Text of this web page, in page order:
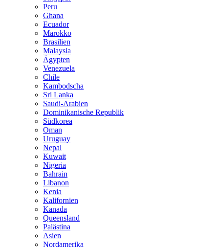
Peru
Ghana
Ecuador
Marokko
Brasilien
Malaysia
Ägypten
Venezuela
Chile
Kambodscha
Sri Lanka
Saudi-Arabien
Dominikanische Republik
Südkorea
Oman
Uruguay
Nepal
Kuwait
Nigeria
Bahrain
Libanon
Kenia
Kalifornien
Kanada
Queensland
Palästina
Asien
Nordamerika